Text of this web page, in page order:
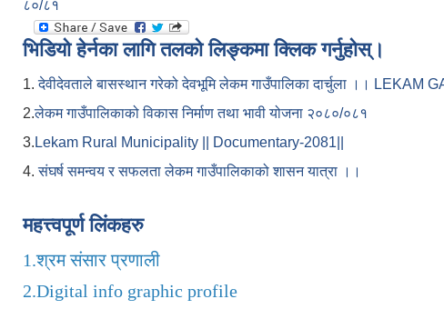
८०/८१
भिडियो हेर्नका लागि तलको लिङ्कमा क्लिक गर्नुहोस्।
1.देवीदेवताले बासस्थान गरेको देवभूमि लेकम गाउँपालिका दार्चुला ।।
2.लेकम गाउँपालिकाको विकास निर्माण तथा भावी योजना २०८०/०८१
3. Lekam Rural Municipality || Documentary-2081||
4.संघर्ष समन्वय र सफलता लेकम गाउँपालिकाको शासन यात्रा ।।
महत्त्वपूर्ण लिंकहरु
1.श्रम संसार प्रणाली
2.Digital info graphic profile